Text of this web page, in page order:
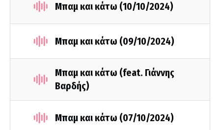
Μπαμ και κάτω (10/10/2024)
Μπαμ και κάτω (09/10/2024)
Μπαμ και κάτω (feat. Γιάννης
Βαρδής)
Μπαμ και κάτω (07/10/2024)